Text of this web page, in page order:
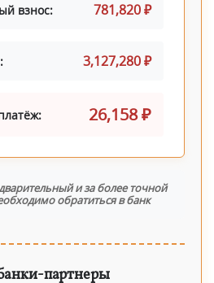
взнос: 781,820 ₽
3,127,280 ₽
26,158 ₽
и за более точной
обратиться в банк
партнеры